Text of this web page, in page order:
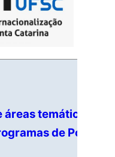
temáticas
de Pós-